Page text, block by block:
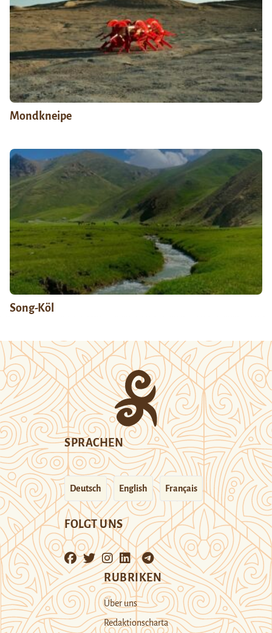
Mondkneipe
Song-Köl
SPRACHEN
Deutsch English Français
FOLGT UNS
RUBRIKEN
Über uns
Redaktionscharta